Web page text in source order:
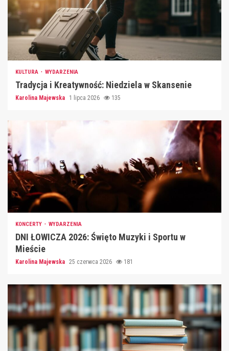
KULTURA WYDARZENIA
Tradycja i Kreatywność: Niedziela w Skansenie
Karolina Majewska 1 lipca 2026 135
KONCERTY WYDARZENIA
DNI ŁOWICZA 2026: Święto Muzyki i Sportu w
Mieście
Karolina Majewska 25 czerwca 2026 181